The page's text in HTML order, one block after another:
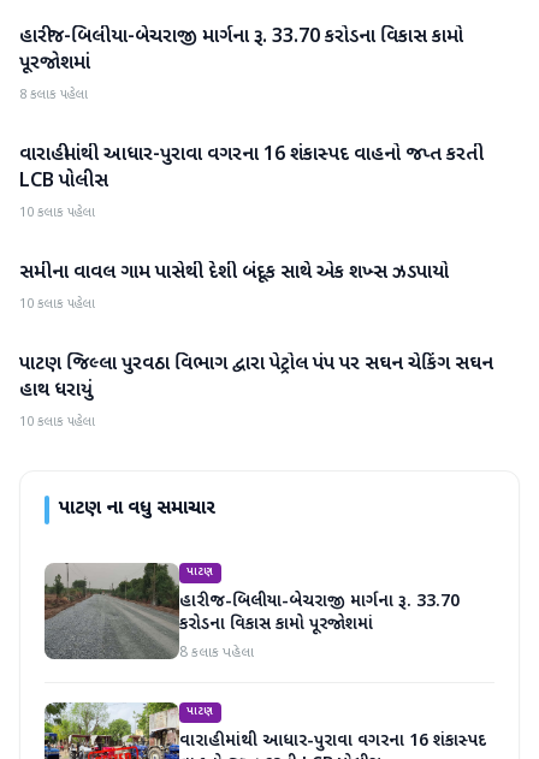
પાટણ
હારીજ-બિલીયા-બેચરાજી માર્ગના રૂ. 33.70 કરોડના વિકાસ કામો
પૂરજોશમાં
8 કલાક પહેલા
પાટણ
વારાહીમાંથી આધાર-પુરાવા વગરના 16 શંકાસ્પદ વાહનો જપ્ત કરતી
LCB પોલીસ
10 કલાક પહેલા
પાટણ
સમીના વાવલ ગામ પાસેથી દેશી બંદૂક સાથે એક શખ્સ ઝડપાયો
10 કલાક પહેલા
પાટણ
પાટણ જિલ્લા પુરવઠા વિભાગ દ્વારા પેટ્રોલ પંપ પર સઘન ચેકિંગ સઘન
હાથ ધરાયું
10 કલાક પહેલા
પાટણના વધુ સમાચાર
પાટણ
હારીજ-બિલીયા-બેચરાજી માર્ગના રૂ. 33.70
કરોડના વિકાસ કામો પૂરજોશમાં
8 કલાક પહેલા
પાટણ
વારાહીમાંથી આધાર-પુરાવા વગરના 16 શંકાસ્પદ